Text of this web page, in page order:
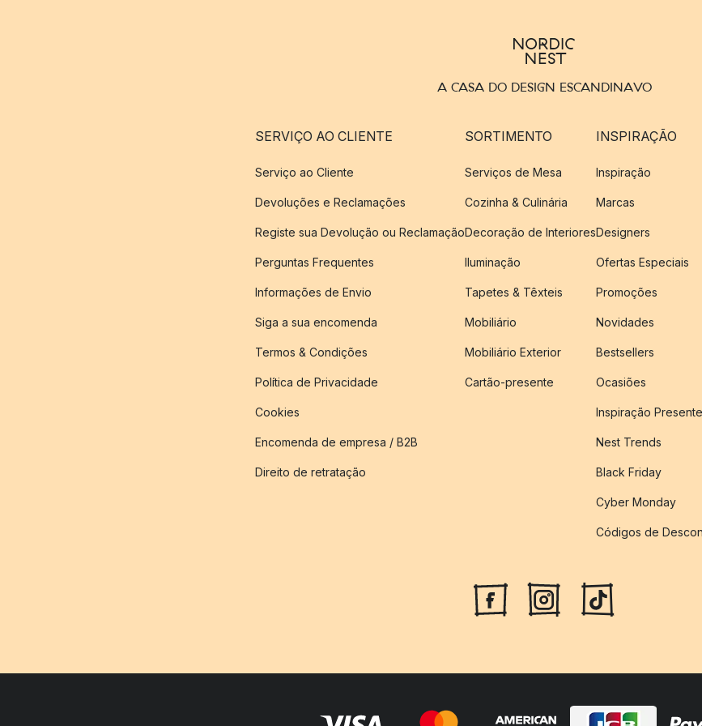
A CASA DO DESIGN ESCANDINAVO
SERVIÇO AO CLIENTE
Serviço ao Cliente
Devoluções e Reclamações
Registe sua Devolução ou Reclamação
Perguntas Frequentes
Informações de Envio
Siga a sua encomenda
Termos & Condições
Política de Privacidade
Cookies
Encomenda de empresa / B2B
Direito de retratação
SORTIMENTO
Serviços de Mesa
Cozinha & Culinária
Decoração de Interiores
Iluminação
Tapetes & Têxteis
Mobiliário
Mobiliário Exterior
Cartão-presente
INSPIRAÇÃO
Inspiração
Marcas
Designers
Ofertas Especiais
Promoções
Novidades
Bestsellers
Ocasiões
Inspiração
Nest Trends
Black Friday
Cyber Monday
Códigos de